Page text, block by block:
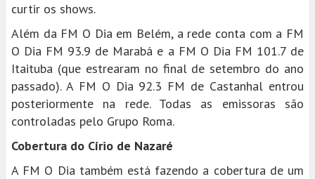
curtir os shows.
Além da FM O Dia em Belém, a rede conta com a FM
O Dia FM 93.9 de Marabá e a FM O Dia FM 101.7 de
Itaituba (que estrearam no final de setembro do ano
passado). A FM O Dia 92.3 FM de Castanhal entrou
posteriormente na rede. Todas as emissoras são
controladas pelo Grupo Roma.
Cobertura do Círio de Nazaré
A FM O Dia também está fazendo a cobertura de um